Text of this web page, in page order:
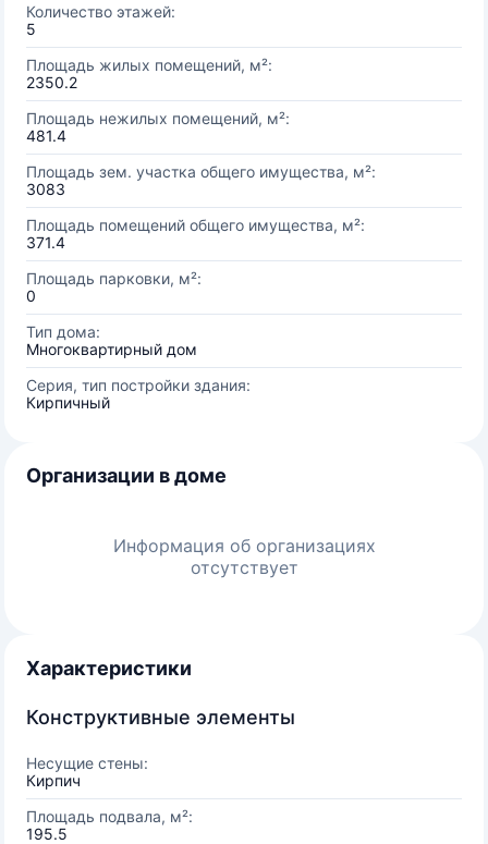
Количество этажей:
5
Площадь жилых помещений, м²:
2350.2
Площадь нежилых помещений, м²:
481.4
Площадь зем. участка общего имущества, м²:
3083
Площадь помещений общего имущества, м²:
371.4
Площадь парковки, м²:
0
Тип дома:
Многоквартирный дом
Серия, тип постройки здания:
Кирпичный
Организации в доме
Информация об организациях
отсутствует
Характеристики
Конструктивные элементы
Несущие стены:
Кирпич
Площадь подвала, м²:
195.5